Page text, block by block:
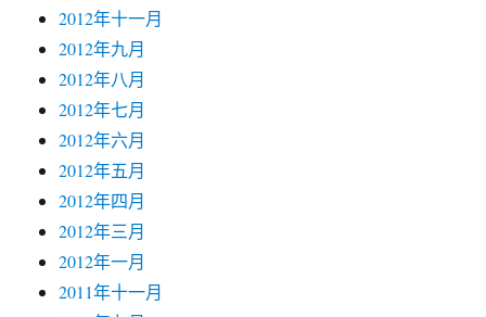
2012年十一月
2012年九月
2012年八月
2012年七月
2012年六月
2012年五月
2012年四月
2012年三月
2012年一月
2011年十一月